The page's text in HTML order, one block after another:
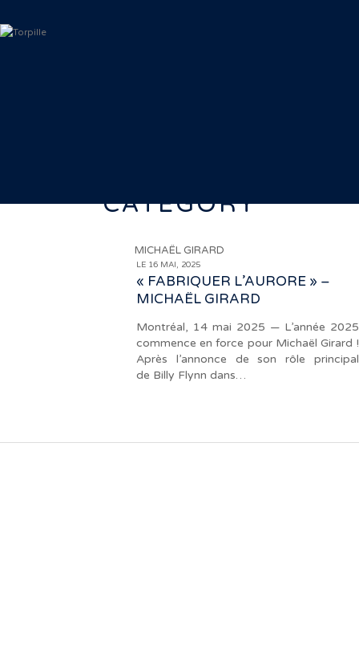
CATEGORY
MICHAËL GIRARD
LE 16 MAI, 2025
« FABRIQUER L’AURORE » –
MICHAËL GIRARD
Montréal, 14 mai 2025 — L’année 2025
commence en force pour Michaël Girard !
Après l’annonce de son rôle principal
de Billy Flynn dans…